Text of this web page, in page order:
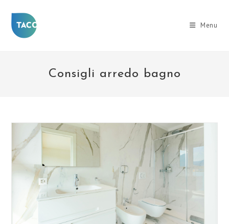
contenuto
Menu
Consigli arredo bagno